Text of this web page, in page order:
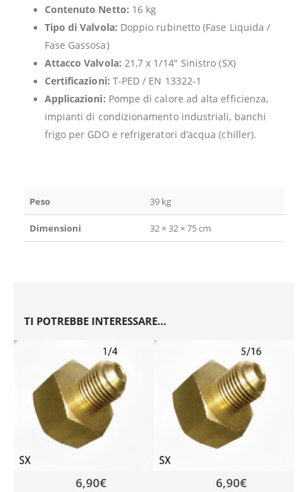
Contenuto Netto: 16 kg
Tipo di Valvola: Doppio rubinetto (Fase Liquida /
Fase Gassosa)
Attacco Valvola: 21,7 x 1/14″ Sinistro (SX)
Certificazioni: T-PED / EN 13322-1
Applicazioni: Pompe di calore ad alta efficienza,
impianti di condizionamento industriali, banchi
frigo per GDO e refrigeratori d’acqua (chiller).
Peso 39 kg
Dimensioni 32 × 32 × 75 cm
TI POTREBBE INTERESSARE…
6,90€ 6,90€